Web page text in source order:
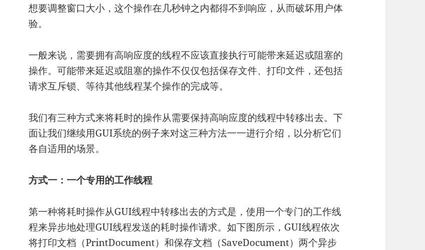
想要调整窗口大小，这个操作在几秒钟之内都得不到响应，从而破坏用户体
验。
一般来说，需要拥有高响应度的线程不应该直接执行可能带来延迟或阻塞的
操作。可能带来延迟或阻塞的操作不仅仅包括保存文件、打印文件，还包括
请求互斥锁、等待其他线程某个操作的完成等。
我们有三种方式来将耗时的操作从需要保持高响应度的线程中转移出去。下
面让我们继续用GUI系统的例子来对这三种方法一一进行介绍，以分析它们
各自适用的场景。
方式一：一个专用的工作线程
第一种将耗时操作从GUI线程中转移出去的方式是，使用一个专门的工作线
程来异步地处理GUI线程发送的耗时操作请求。如下图所示，GUI线程依次
将打印文档（PrintDocument）和保存文档（SaveDocument）两个异步